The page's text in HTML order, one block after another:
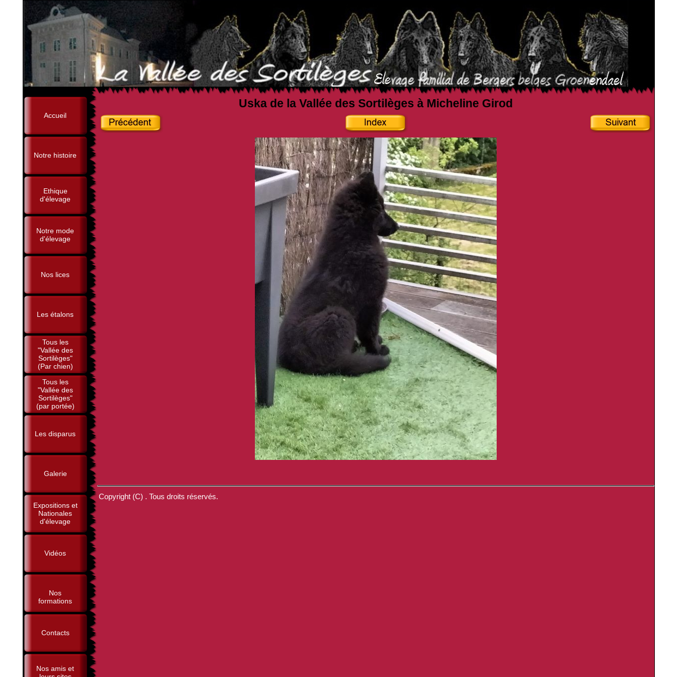
Accueil
Notre histoire
Ethique
d'élevage
Notre mode
d'élevage
Nos lices
Les étalons
Tous les
"Vallée des
Sortilèges"
(Par chien)
Tous les
"Vallée des
Sortilèges"
(par portée)
Les disparus
Galerie
Expositions et
Nationales
d'élevage
Vidéos
Nos
formations
Contacts
Nos amis et
Uska de la Vallée des Sortilèges à Micheline Girod
Copyright (C) . Tous droits réservés.